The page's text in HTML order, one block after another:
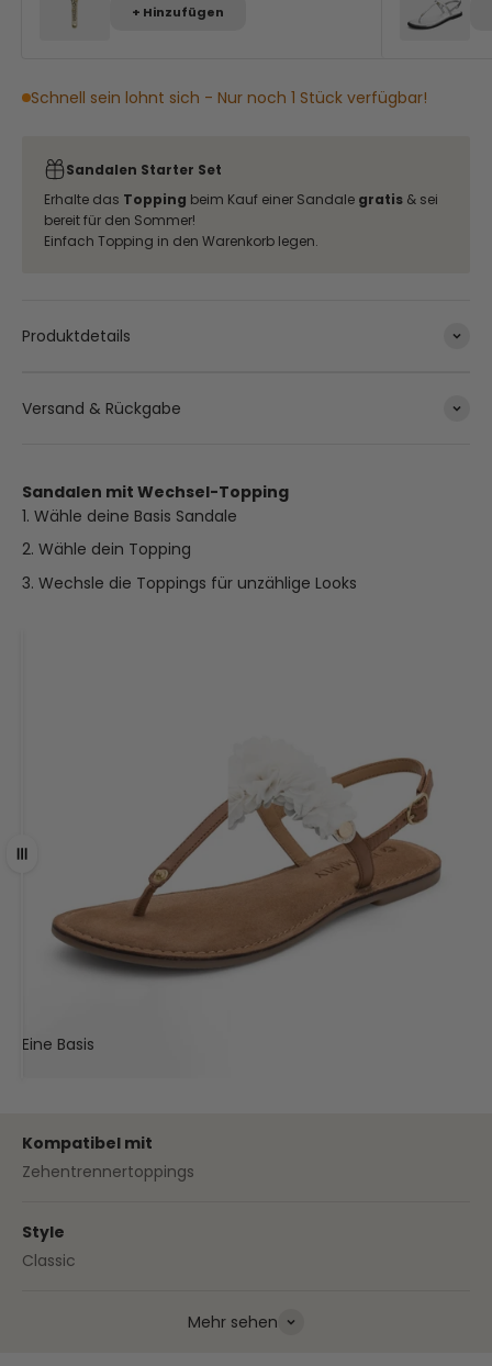
+ Hinzufügen
Schnell sein lohnt sich - Nur noch 1 Stück verfügbar!
Sandalen Starter Set
Erhalte das Topping beim Kauf einer Sandale gratis & sei
bereit für den Sommer!
Einfach Topping in den Warenkorb legen.
Produktdetails
Versand & Rückgabe
Sandalen mit Wechsel-Topping
Wähle deine Basis Sandale
Wähle dein Topping
Wechsle die Toppings für unzählige Looks
Eine Basis
Deine Sandale
Ziehen
Kompatibel mit
Zehentrennertoppings
Style
Classic
Mehr sehen